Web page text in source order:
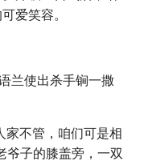
爱笑容。
兰使出杀手锏一撒
家不管，咱们可是相
爷子的膝盖旁，一双